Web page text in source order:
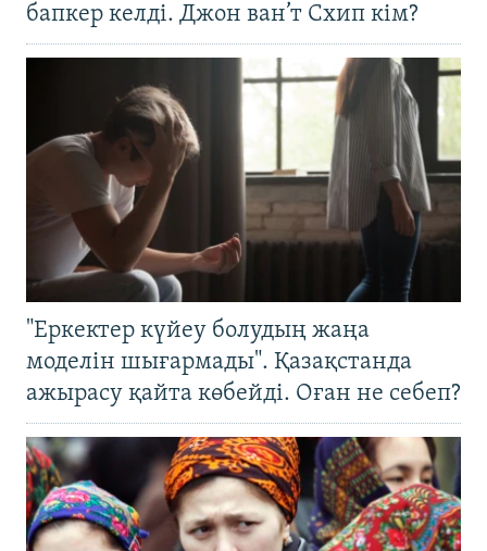
бапкер келді. Джон ван’т Схип кім?
"Еркектер күйеу болудың жаңа
моделін шығармады". Қазақстанда
ажырасу қайта көбейді. Оған не себеп?